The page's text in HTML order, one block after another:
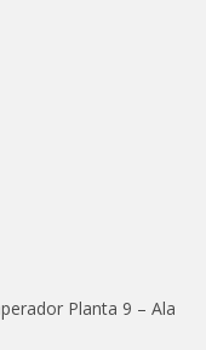
Planta 9 – Ala